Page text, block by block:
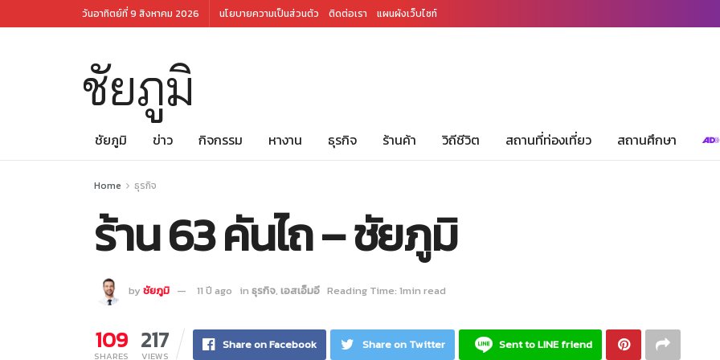
วันอาทิตย์ที่ 9 สิงหาคม 2026 นโยบายความเป็นส่วนตัว ติดต่อเรา แผนผังเว็บไซท์
ชัยภูมิ
ชัยภูมิ ข่าว กิจกรรม หางาน ธุรกิจ ร้านค้า วิถีชีวิต สถานที่ท่องเที่ยว สถานศึกษา
Home ธุรกิจ
ร้าน 63 คันไถ – ชัยภูมิ
by ชัยภูมิ 11 ปี ago in ธุรกิจ, เอสเอ็มอี Reading Time: 1min read
109
SHARES
217
VIEWS
Share on Facebook Share on Twitter Sent to LINE friend